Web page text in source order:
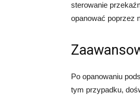
sterowanie
opanować poprzez
Po opanowaniu
tym przypadku,